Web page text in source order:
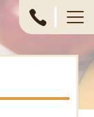
053-
4611